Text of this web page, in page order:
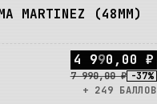
MARTINEZ (48ММ)
4 990 , 00 ₽
7 990,00 ₽ -37%
+ 249 БАЛЛОВ